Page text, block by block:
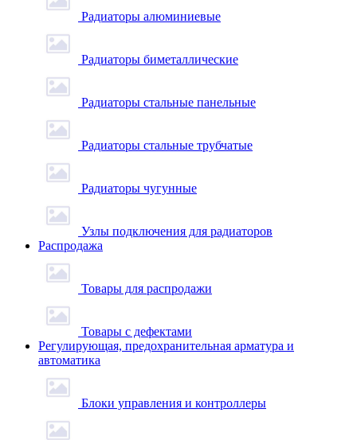
Радиаторы алюминиевые
Радиаторы биметаллические
Радиаторы стальные панельные
Радиаторы стальные трубчатые
Радиаторы чугунные
Узлы подключения для радиаторов
Распродажа
Товары для распродажи
Товары с дефектами
Регулирующая, предохранительная арматура и
автоматика
Блоки управления и контроллеры